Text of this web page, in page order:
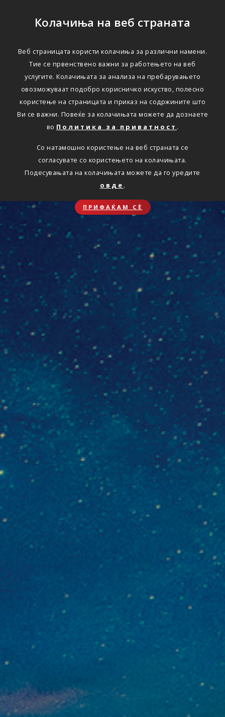
Колачиња на веб страната
Веб страницата користи колачиња за различни намени.
Тие се првенствено важни за работењето на веб
услугите. Колачињата за анализа на пребарувањето
овозможуваат подобро корисничко искуство, полесно
користење на страницата и приказ на содржините што
Ви се важни. Повеќе за колачињата можете да дознаете
во Политика за приватност .
Со натамошно користење на веб страната се
согласувате со користењето на колачињата.
Подесувањата на колачињата можете да го уредите
овде .
ПРИФАЌАМ СЀ